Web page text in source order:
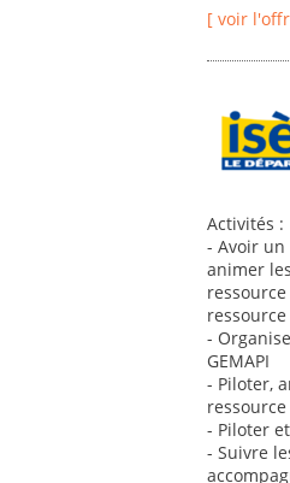
[ voir
Activités :
- Avoir
animer
-
GEMAPI
- Piloter,
ressource
- Piloter
- Suivre